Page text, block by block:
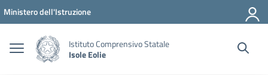
Vai ai contenuti
Vai al menu di navigazione
Vai al footer
Ministero dell'Istruzione
Istituto Comprensivo Statale
Isole Eolie